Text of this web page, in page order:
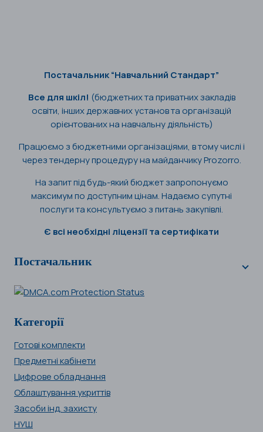
Постачальник “Навчальний Стандарт”
Все для шкіл! (бюджетних та приватних закладів
освіти, інших державних установ та організацій
орієнтованих на навчальну діяльність)
Працюємо з бюджетними організаціями, в тому числі і
через тендерну процедуру на майданчику Prozorro.
На запит під будь-який бюджет запропонуємо
максимум по доступним цінам. Надаємо супутні
послуги та консультуємо з питань закупівлі.
Є всі необхідні ліцензії та сертифікати
Постачальник
Категорії
Готові комплекти
Предметні кабінети
Цифрове обладнання
Облаштування укриттів
Засоби інд. захисту
НУШ